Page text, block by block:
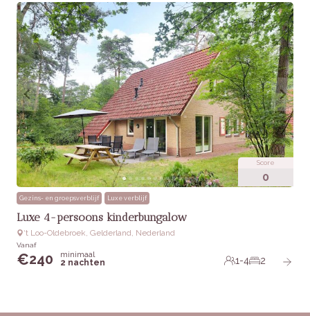
Score
0
Gezins- en groepsverblijf Luxe verblijf
Luxe 4-persoons kinderbungalow
‘t Loo-Oldebroek, Gelderland, Nederland
Vanaf
€240
minimaal
2 nachten
1-4 2